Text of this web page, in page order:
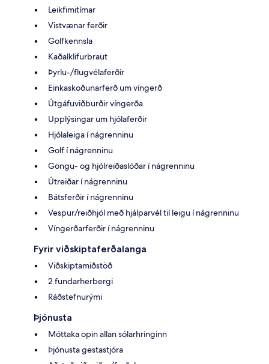
Leikfimitímar
Vistvænar ferðir
Golfkennsla
Kaðalklifurbraut
Þyrlu-/flugvélaferðir
Einkaskoðunarferð um víngerð
Útgáfuviðburðir víngerða
Upplýsingar um hjólaferðir
Hjólaleiga í nágrenninu
Golf í nágrenninu
Göngu- og hjólreiðaslóðar í nágrenninu
Útreiðar í nágrenninu
Bátsferðir í nágrenninu
Vespur/reiðhjól með hjálparvél til leigu í nágrenninu
Víngerðarferðir í nágrenninu
Fyrir viðskiptaferðalanga
Viðskiptamiðstöð
2 fundarherbergi
Ráðstefnurými
Þjónusta
Móttaka opin allan sólarhringinn
Þjónusta gestastjóra